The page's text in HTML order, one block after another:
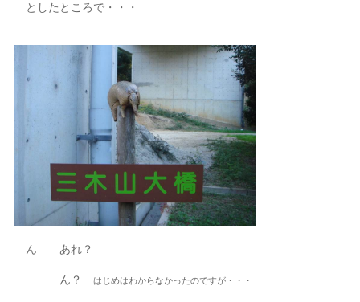
としたところで・・・
ん あれ？
ん？はじめはわからなかったのですが・・・